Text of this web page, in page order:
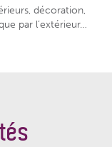
décoration,
par l’extérieur…